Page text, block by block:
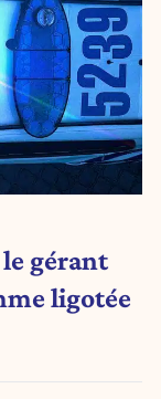
gérant
ligotée